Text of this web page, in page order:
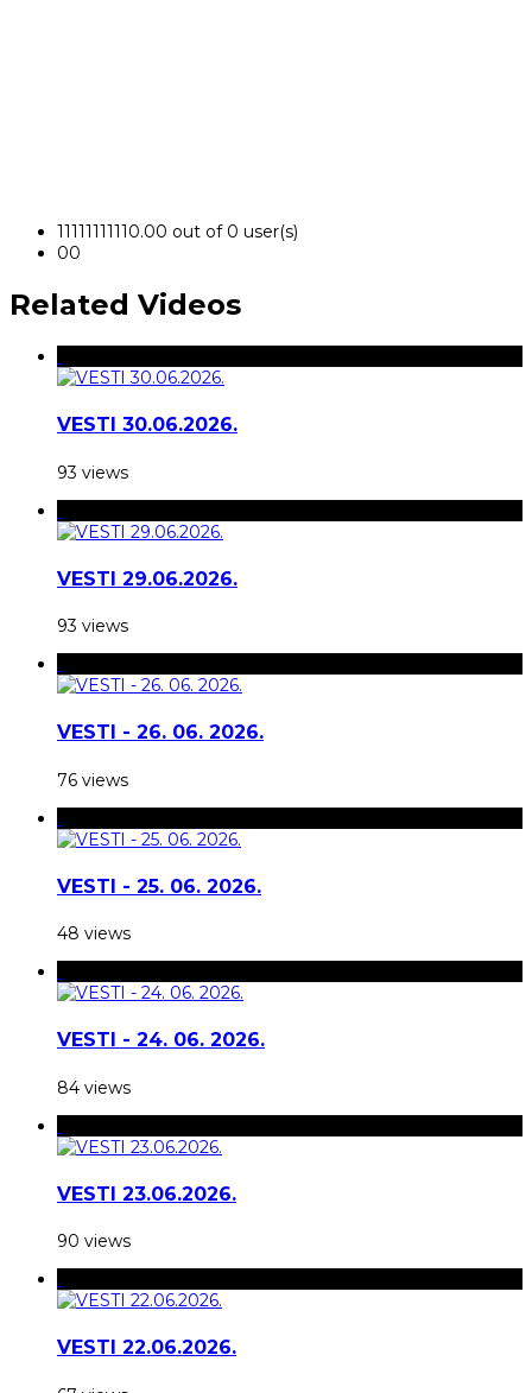
11111111110.00 out of 0 user(s)
00
Related Videos
VESTI 30.06.2026.
93 views
VESTI 29.06.2026.
93 views
VESTI - 26. 06. 2026.
76 views
VESTI - 25. 06. 2026.
48 views
VESTI - 24. 06. 2026.
84 views
VESTI 23.06.2026.
90 views
VESTI 22.06.2026.